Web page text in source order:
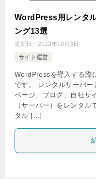
WordPress用レンタ
ング13選
更新日： 2022年10月3日
サイト運営
WordPressを導入する際
です。 レンタルサーバ
ページ、ブログ、自社サ
（サーバー）をレンタ
タル […]